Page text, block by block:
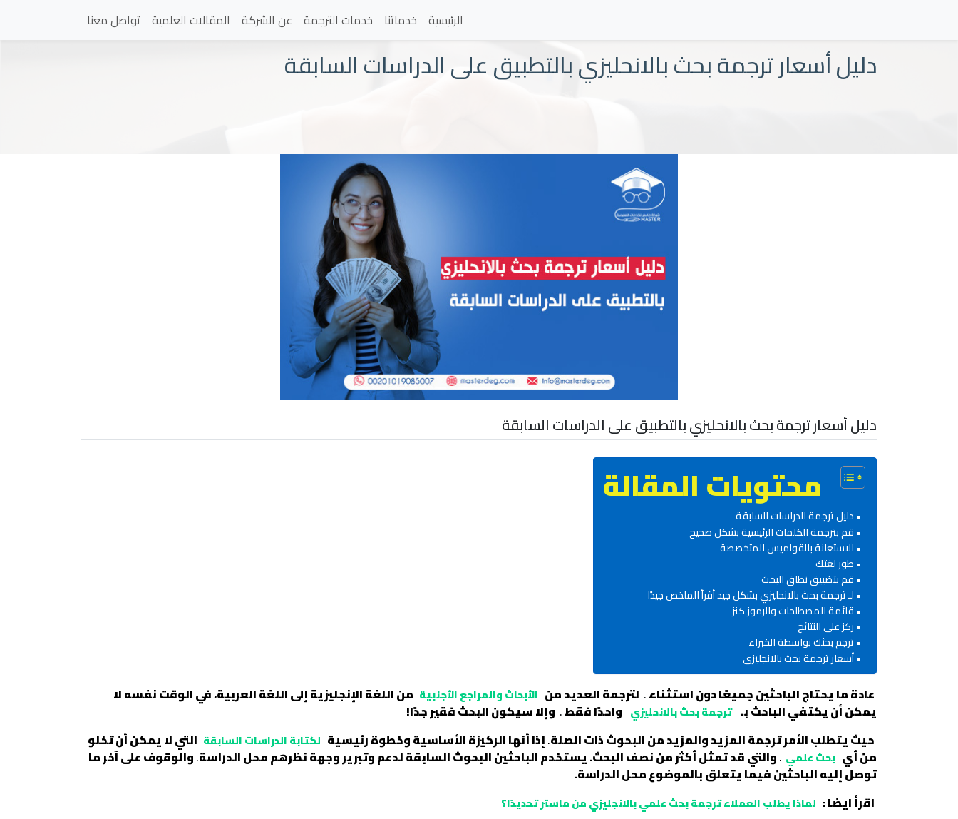
الرئيسية خدماتنا خدمات الترجمة عن الشركة المقالات العلمية تواصل معنا
دليل أسعار ترجمة بحث بالانحليزي بالتطبيق على الدراسات السابقة
دليل أسعار ترجمة بحث بالانحليزي بالتطبيق على الدراسات السابقة
محتويات المقالة
دليل ترجمة الدراسات السابقة
قم بترجمة الكلمات الرئيسية بشكل صحيح
الاستعانة بالقواميس المتخصصة
طور لغتك
قم بتضييق نطاق البحث
لـ ترجمة بحث بالانجليزي بشكل جيد أقرأ الملخص جيدًا
قائمة المصطلحات والرموز كنز
ركز على النتائج
ترجم بحثك بواسطة الخبراء
أسعار ترجمة بحث بالانجليزي
عادة ما يحتاج الباحثين جميعًا دون استثناء. لترجمة العديد من الأبحاث والمراجع الأجنبية من اللغة الإنجليزية إلى اللغة العربية، في الوقت نفسه لا
يمكن أن يكتفي الباحث بـ ترجمة بحث بالانحليزي واحدًا فقط. وإلا سيكون البحث فقير جدًا!
حيث يتطلب الأمر ترجمة المزيد والمزيد من البحوث ذات الصلة.إذا أنها الركيزة الأساسية وخطوة رئيسية لكتابة الدراسات السابقة التي لا يمكن أن تخلو
من أي بحث علمي .والتي قد تمثل أكثر من نصف البحث. يستخدم الباحثين البحوث السابقة لدعم وتبرير وجهة نظرهم محل الدراسة.والوقوف على آخر ما
توصل إليه الباحثين فيما يتعلق بالموضوع محل الدراسة.
اقرأ ايضا : لماذا يطلب العملاء ترجمة بحث علمي بالانجليزي من ماستر تحديدًا؟